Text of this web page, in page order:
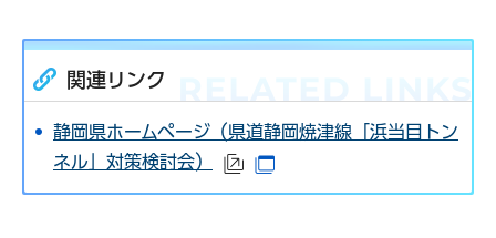
関連リンク
静岡県ホームページ（県道静岡焼津線「浜当目トン
ネル」対策検討会）
（外部サイトへリンク）